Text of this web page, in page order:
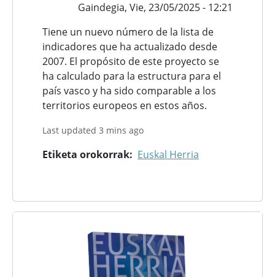
Gaindegia, Vie, 23/05/2025 - 12:21
Tiene un nuevo número de la lista de
indicadores que ha actualizado desde
2007. El propósito de este proyecto se
ha calculado para la estructura para el
país vasco y ha sido comparable a los
territorios europeos en estos años.
Last updated 3 mins ago
Etiketa orokorrak Euskal Herria